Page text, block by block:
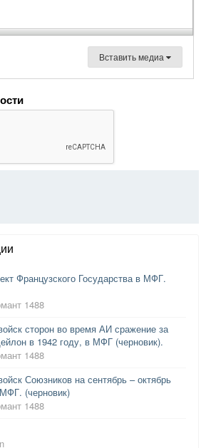
Вставить медиа
Французского Государства в МФГ.
1488
сторон во время АИ сражение за
в 1942 году, в МФГ (черновик).
1488
Союзников на сентябрь – октябрь
(черновик)
1488